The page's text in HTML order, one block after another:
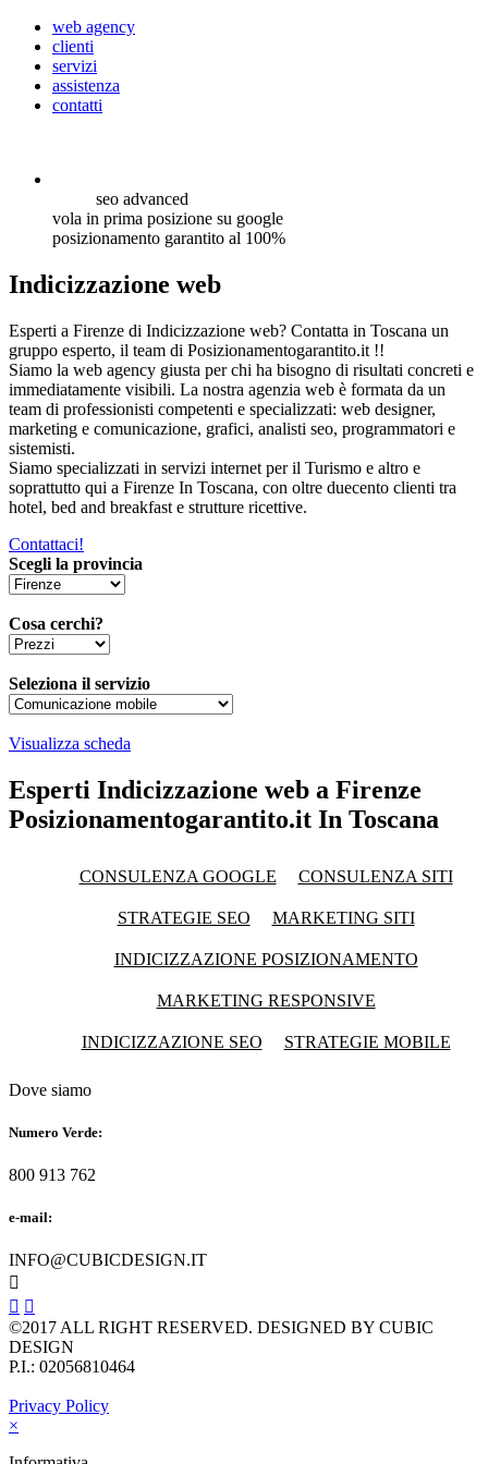
web agency
clienti
servizi
assistenza
contatti
seo advanced
vola in prima posizione su google
posizionamento garantito al 100%
Indicizzazione web
Esperti a Firenze di Indicizzazione web? Contatta in Toscana un
gruppo esperto, il team di Posizionamentogarantito.it !!
Siamo la web agency giusta per chi ha bisogno di risultati concreti e
immediatamente visibili. La nostra agenzia web è formata da un
team di professionisti competenti e specializzati: web designer,
marketing e comunicazione, grafici, analisti seo, programmatori e
sistemisti.
Siamo specializzati in servizi internet per il Turismo e altro e
soprattutto qui a Firenze In Toscana, con oltre duecento clienti tra
hotel, bed and breakfast e strutture ricettive.
Contattaci!
Scegli la provincia
Cosa cerchi?
Seleziona il servizio
Visualizza scheda
Esperti Indicizzazione web a Firenze
Posizionamentogarantito.it In Toscana
CONSULENZA GOOGLE CONSULENZA SITI
STRATEGIE SEO MARKETING SITI
INDICIZZAZIONE POSIZIONAMENTO
MARKETING RESPONSIVE
INDICIZZAZIONE SEO STRATEGIE MOBILE
Dove siamo
Numero Verde:
800 913 762
e-mail:
INFO@CUBICDESIGN.IT

 
©2017 ALL RIGHT RESERVED. DESIGNED BY CUBIC
DESIGN
P.I.: 02056810464
Privacy Policy
×